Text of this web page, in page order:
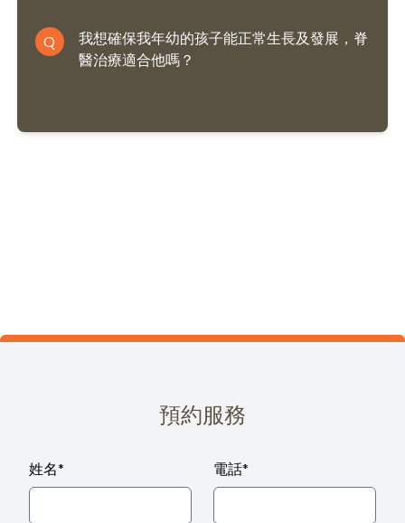
Q
我想確保我年幼的孩子能正常生長及發展，脊
醫治療適合他嗎？
預約服務
姓名* 電話*